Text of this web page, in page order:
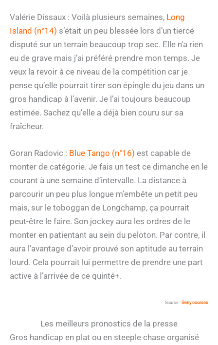
Valérie Dissaux : Voilà plusieurs semaines, Long
Island (n°14) s’était un peu blessée lors d’un tiercé
disputé sur un terrain beaucoup trop sec. Elle n’a rien
eu de grave mais j’ai préféré prendre mon temps. Je
veux la revoir à ce niveau de la compétition car je
pense qu’elle pourrait tirer son épingle du jeu dans un
gros handicap à l’avenir. Je l’ai toujours beaucoup
estimée. Sachez qu’elle a déjà bien couru sur sa
fraîcheur.
Goran Radovic : Blue Tango (n°16) est capable de
monter de catégorie. Je fais un test ce dimanche en le
courant à une semaine d’intervalle. La distance à
parcourir un peu plus longue m’embête un petit peu
mais, sur le toboggan de Longchamp, ça pourrait
peut-être le faire. Son jockey aura les ordres de le
monter en patientant au sein du peloton. Par contre, il
aura l’avantage d’avoir prouvé son aptitude au terrain
lourd. Cela pourrait lui permettre de prendre une part
active à l’arrivée de ce quinté+.
Source : Geny courses
Les meilleurs pronostics de la presse
Gros handicap en plat ou en steeple chase organisé